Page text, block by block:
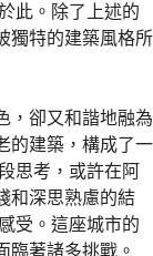
此。除了上述的
獨特的建築風格所
，卻又和諧地融為
的建築，構成了一
思考，或許在阿
和深思熟慮的結
受。這座城市的
臨著諸多挑戰。